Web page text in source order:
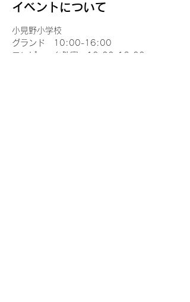
イベントについて
小見野小学校
グランド　10:00-16:00
コンピュータ教室　10:00-16:00